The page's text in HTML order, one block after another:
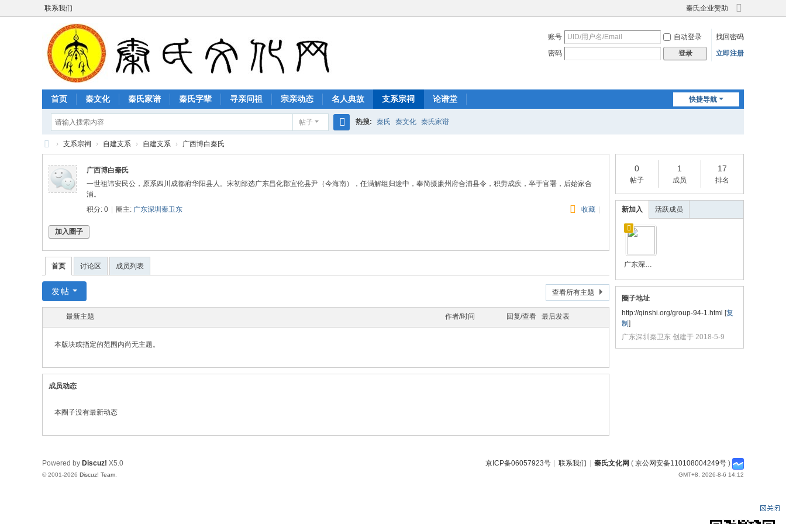
联系我们 秦氏企业赞助
切
到
宽
账号 自动登录
找回密码
密码
登录 立即注册
快捷导航
首页 秦文化 秦氏家谱 秦氏字辈 寻亲问祖 宗亲动态 名人典故 支系宗祠 论谱堂
帖子
索
热搜: 秦氏 秦文化 秦氏家谱
氏
文
网
› 支系宗祠 › 自建支系 › 自建支系 › 广西博白秦氏
广西博白秦氏
一世祖讳安民公，原系四川成都府华阳县人。宋初部选广东昌化郡宜伦县尹（今海南），任满解组归途中，奉简摄廉州府合浦县令，积劳成疾，卒于官署，后始家合
浦。
收藏
积分: 0 圈主: 广东深圳秦卫东
加入圈子
首页 讨论区 成员列表
查看所有主题
发帖
最新主题 作者/时间 回复/查看 最后发表
本版块或指定的范围内尚无主题。
成员动态
本圈子没有最新动态
0
帖子
1
成员
17
排名
新加入 活跃成员
广东深圳秦卫东
圈子地址
http://qinshi.org/group-94-1.html [复
制 ]
广东深圳秦卫东 创建于 2018-5-9
京ICP备06057923号 联系我们 秦氏文化网 ( 京公网安备110108004249号 )
GMT+8, 2026-8-6 14:12
Powered by Discuz! X5.0
© 2001-2026 Discuz! Team